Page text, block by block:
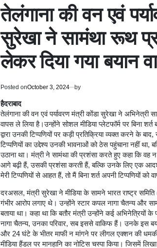
IN
तेलंगाना की वन एवं
सुरेखा ने सामंथा रूथ
लेकर दिया गया बयान
Posted onOctober 3, 2024 by
हैदराबाद
तेलंगाना की वन एवं पर्यावरण मंत्री कोंडा सुरेखा ने
वापस ले लिया है।उन्होंने सोशल मीडिया प्लेटफॉर्म पर बिना
द्वारा उनकी टिप्पणियों पर कड़ी प्रतिक्रिया व्यक्त करने के
टिप्पणियों का उद्देश्य उनकी भावनाओं को ठेस पहुंचाना नहीं था,
उठाना था। मंत्री ने सामंथा की प्रशंसा करते हुए कहा कि
आगे बढ़ी हैं, उसकी प्रशंसा करती हैं, बल्कि उनके लिए एक
मेरी टिप्पणियों से आहत हैं, तो मैं बिना शर्त अपनी टिप्पणियों को
दरअसल, मंत्री सुरेखा ने मीडिया के सामने भारत राष्ट्र समिति
गंभीर आरोप लगाए थे। उन्होंने स्टार कपल नागा चैतन्य और
बताया था। कहा था कि बतौर मंत्री उन्होंने कई
नागा चैतन्य, उनका परिवार, सब इससे वाकिफ हैं। उनके इस
और 24 घंटे के भीतर माफी न मांगने पर लीगल एक्शन की
मीडिया हैंडल पर मानहानि का नोटिस चस्पा किया। जिसमें